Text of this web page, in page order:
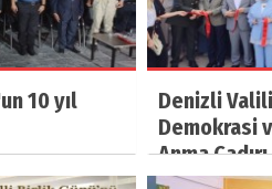
10 yıl
Denizli
Demokrasi
Anma